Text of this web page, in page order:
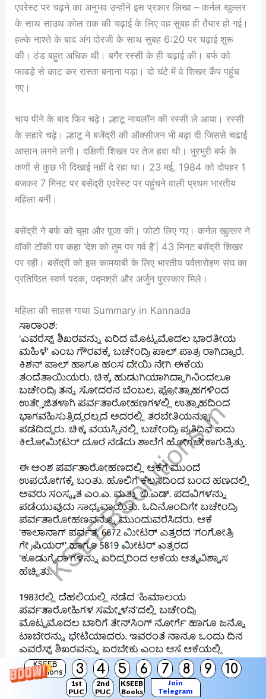
KSEEB
Solutions
3 4 5 6 7 8 9 10
1st
PUC
2nd
PUC
KSEEB
Books
Join
Telegram
एवरेस्ट पर चढ़ने का अनुभव उन्होंने इस प्रकार लिखा – कर्नल खुल्लर
के साथ साउथ कोल तक की चढ़ाई के लिए वह सुबह ही तैयार हो गई।
हल्के नाश्ते के बाद अंग दोरजी के साथ सुबह 6:20 पर चढ़ाई शुरू
की। ठंड बहुत अधिक थी। बगैर रस्सी के ही चढ़ाई की। बर्फ को
फावड़े से काट कर रास्ता बनाना पड़ा। दो घंटे में वे शिखर कैंप पहुंच
गए।
चाय पीने के बाद फिर चढ़े। ल्हाटू नायलॉन की रस्सी ले आया। रस्सी
के सहारे चढ़े। ल्हाटू ने बजेंद्री की ऑक्सीजन भी बढ़ा दी जिससे चढाई
आसान लगने लगी। दक्षिणी शिखर पर तेज हवा थी। भुरभुरी बर्फ के
कणों से कुछ भी दिखाई नहीं दे रहा था। 23 मई, 1984 को दोपहर 1
बजकर 7 मिनट पर बसेंद्री एवरेस्ट पर पहुंचने वाली प्रथम भारतीय
महिला बनीं।
बसेंद्री ने बर्फ को चूमा और पूजा की। फोटो लिए गए। कर्नल खुल्लर ने
वॉकी टॉकी पर कहा ‘देश को तुम पर गर्व है’| 43 मिनट बसेंद्री शिखर
पर रही। बसेंद्री को इस कामयाबी के लिए भारतीय पर्वतारोहण संघ का
प्रतिष्ठित स्वर्ण पदक, पद्मश्री और अर्जुन पुरस्कार मिले।
महिला की साहस गाथा Summary in Kannada